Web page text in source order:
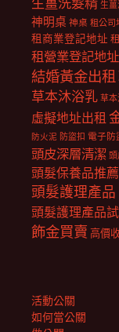
生薑
神明桌 神桌 租公司
租商業登記地址
租營業登記地址
結婚黃金出租
草本沐浴乳 草
虛擬地址出租
防火泥 防盜扣 電子防
頭皮深層清潔
頭髮保養品推薦
頭髮護理產品
頭髮護理產品
飾金買賣 高價
活動公關
如何當公關